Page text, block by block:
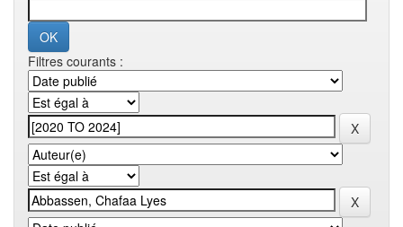
Filtres courants :